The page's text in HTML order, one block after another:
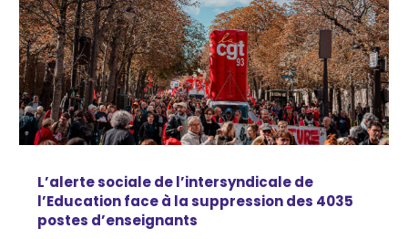
L’alerte sociale de l’intersyndicale de
l’Education face à la suppression des 4035
postes d’enseignants